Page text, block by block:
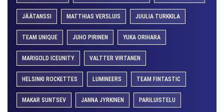
JÄÄTANSSI MATTHIAS VERSLUIS JUULIA TURKKILA
TEAM UNIQUE JUHO PIRINEN YUKA ORIHARA
MARIGOLD ICEUNITY VALTTER VIRTANEN
HELSINKI ROCKETTES LUMINEERS TEAM FINTASTIC
MAKAR SUNTSEV JANNA JYRKINEN PARILUISTELU